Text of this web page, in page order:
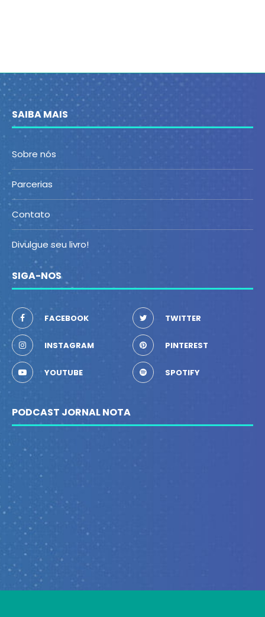
SAIBA MAIS
Sobre nós
Parcerias
Contato
Divulgue seu livro!
SIGA-NOS
FACEBOOK TWITTER
INSTAGRAM PINTEREST
YOUTUBE SPOTIFY
PODCAST JORNAL NOTA